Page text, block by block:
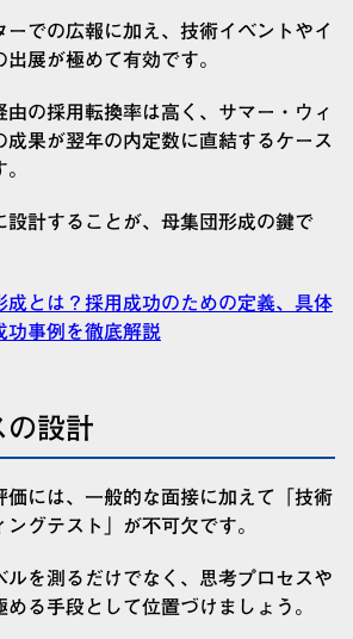
ーでの広報に加え、技術イベントやイ
展が極めて有効です。
由の採用転換率は高く、サマー・ウィ
成果が翌年の内定数に直結するケース
設計することが、母集団形成の鍵で
成とは？採用成功のための定義、具体
功事例を徹底解説
の設計
価には、一般的な面接に加えて「技術
グテスト」が不可欠です。
ルを測るだけでなく、思考プロセスや
る手段として位置づけましょう。